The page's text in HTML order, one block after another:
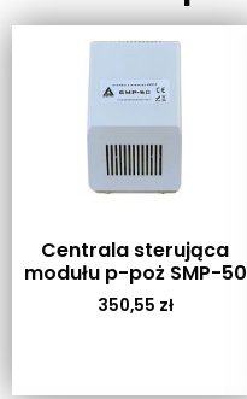
Centrala sterująca
modułu p-poż SMP-50
350,55 zł